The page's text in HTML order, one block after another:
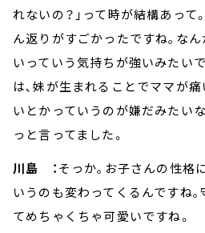
れないの？」って時が結構あって
ん返りがすごかったですね｡なん
いっていう気持ちが強いみたい
は､妹が生まれることでママが
いとかっていうのが嫌だみたい
っと言ってました。
川島 ：そっか｡お子さんの性格
いうのも変わってくるんですね
てめちゃくちゃ可愛いですね。